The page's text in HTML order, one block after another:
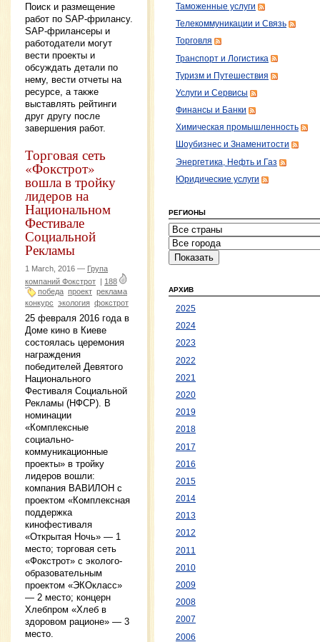
Поиск и размещение
работ по SAP-фрилансу.
SAP-фрилансеры и
работодатели могут
вести проекты и
обсуждать детали по
нему, вести отчеты на
ресурсе, а также
выставлять рейтинги
друг другу после
завершения работ.
Торговая сеть
«Фокстрот»
вошла в тройку
лидеров на
Национальном
Фестивале
Социальной
Рекламы
1 March, 2016 — Група
компаний Фокстрот | 188
победа проект реклама
конкурс экология фокстрот
25 февраля 2016 года в
Доме кино в Киеве
состоялась церемония
награждения
победителей Девятого
Национального
Фестиваля Социальной
Рекламы (НФСР). В
номинации
«Комплексные
социально-
коммуникационные
проекты» в тройку
лидеров вошли:
компания ВАВИЛОН с
проектом «Комплексная
поддержка
кинофестиваля
«Открытая Ночь» — 1
место; торговая сеть
«Фокстрот» с эколого-
образовательным
проектом «ЭКОкласс»
— 2 место; концерн
Хлебпром «Хлеб в
здоровом рационе» — 3
место.
Таможенные услуги
Телекоммуникации и Связь
Торговля
Транспорт и Логистика
Туризм и Путешествия
Услуги и Сервисы
Финансы и Банки
Химическая промышленность
Шоубизнес и Знаменитости
Энергетика, Нефть и Газ
Юридические услуги
РЕГИОНЫ
АРХИВ
2025
2024
2023
2022
2021
2020
2019
2018
2017
2016
2015
2014
2013
2012
2011
2010
2009
2008
2007
2006